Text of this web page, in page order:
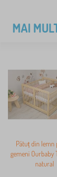
MAI
Pătuț din lemn
gemeni Ourbaby
natural